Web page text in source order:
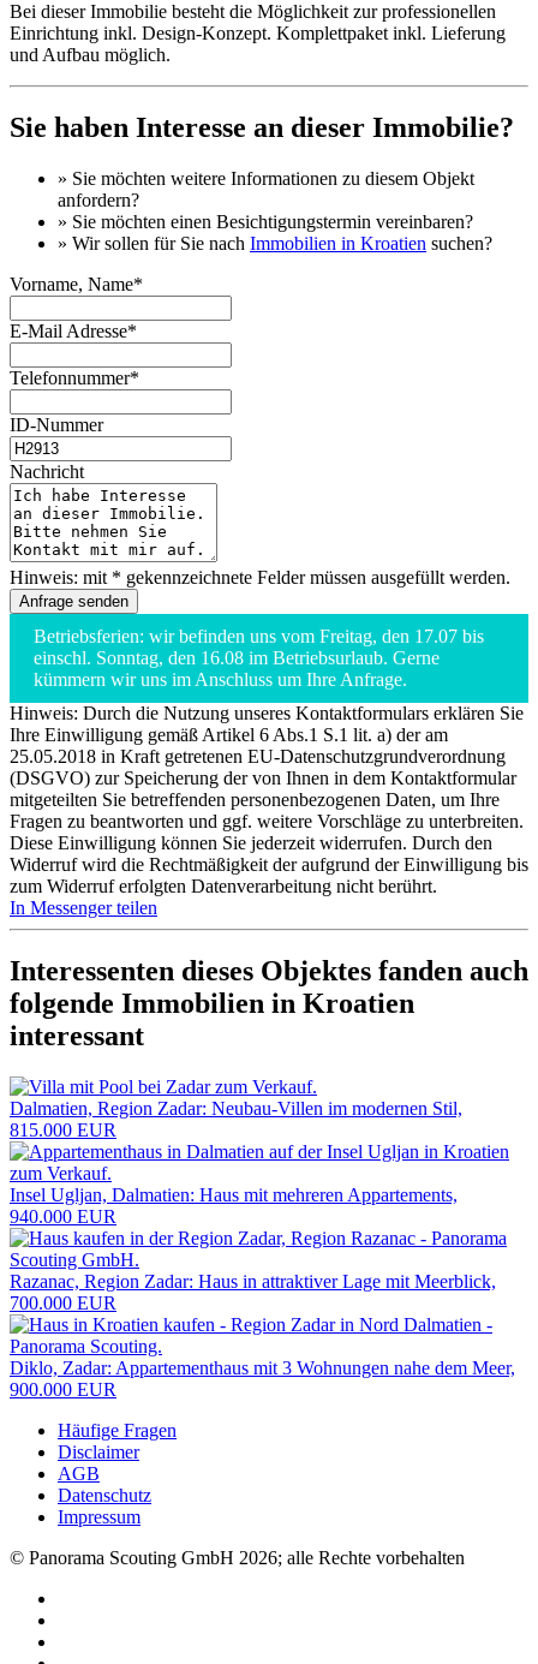
Bei dieser Immobilie besteht die Möglichkeit zur professionellen
Einrichtung inkl. Design-Konzept. Komplettpaket inkl. Lieferung
und Aufbau möglich.
Sie haben Interesse an dieser Immobilie?
» Sie möchten weitere Informationen zu diesem Objekt
anfordern?
» Sie möchten einen Besichtigungstermin vereinbaren?
» Wir sollen für Sie nach Immobilien in Kroatien suchen?
Vorname, Name*
E-Mail Adresse*
Telefonnummer*
ID-Nummer
Nachricht
Hinweis: mit * gekennzeichnete Felder müssen ausgefüllt werden.
Betriebsferien: wir befinden uns vom Freitag, den 17.07 bis
einschl. Sonntag, den 16.08 im Betriebsurlaub. Gerne
kümmern wir uns im Anschluss um Ihre Anfrage.
Hinweis: Durch die Nutzung unseres Kontaktformulars erklären Sie
Ihre Einwilligung gemäß Artikel 6 Abs.1 S.1 lit. a) der am
25.05.2018 in Kraft getretenen EU-Datenschutzgrundverordnung
(DSGVO) zur Speicherung der von Ihnen in dem Kontaktformular
mitgeteilten Sie betreffenden personenbezogenen Daten, um Ihre
Fragen zu beantworten und ggf. weitere Vorschläge zu unterbreiten.
Diese Einwilligung können Sie jederzeit widerrufen. Durch den
Widerruf wird die Rechtmäßigkeit der aufgrund der Einwilligung bis
zum Widerruf erfolgten Datenverarbeitung nicht berührt.
In Messenger teilen
Interessenten dieses Objektes fanden auch
folgende Immobilien in Kroatien
interessant
Dalmatien, Region Zadar: Neubau-Villen im modernen Stil,
815.000 EUR
Insel Ugljan, Dalmatien: Haus mit mehreren Appartements,
940.000 EUR
Razanac, Region Zadar: Haus in attraktiver Lage mit Meerblick,
700.000 EUR
Diklo, Zadar: Appartementhaus mit 3 Wohnungen nahe dem Meer,
900.000 EUR
Häufige Fragen
Disclaimer
AGB
Datenschutz
Impressum
© Panorama Scouting GmbH 2026; alle Rechte vorbehalten